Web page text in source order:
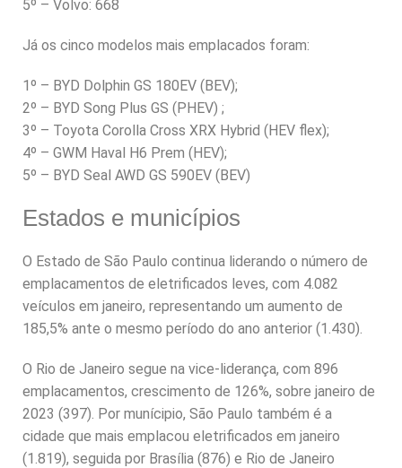
5º – Volvo: 668
Já os cinco modelos mais emplacados foram:
1º – BYD Dolphin GS 180EV (BEV);
2º – BYD Song Plus GS (PHEV) ;
3º – Toyota Corolla Cross XRX Hybrid (HEV flex);
4º – GWM Haval H6 Prem (HEV);
5º – BYD Seal AWD GS 590EV (BEV)
Estados e municípios
O Estado de São Paulo continua liderando o número de
emplacamentos de eletrificados leves, com 4.082
veículos em janeiro, representando um aumento de
185,5% ante o mesmo período do ano anterior (1.430).
O Rio de Janeiro segue na vice-liderança, com 896
emplacamentos, crescimento de 126%, sobre janeiro de
2023 (397). Por munícipio, São Paulo também é a
cidade que mais emplacou eletrificados em janeiro
(1.819), seguida por Brasília (876) e Rio de Janeiro